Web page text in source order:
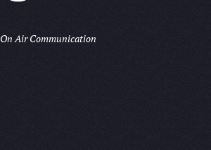
On Air Communication